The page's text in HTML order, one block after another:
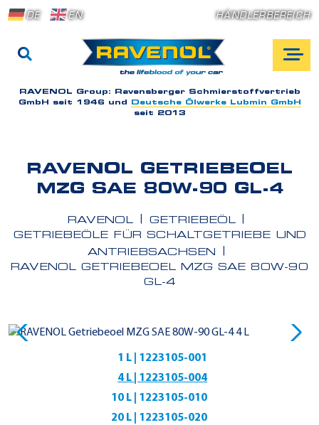
DE EN HÄNDLERBEREICH
RAVENOL Group: Ravensberger Schmierstoffvertrieb
GmbH seit 1946 und
Deutsche Ölwerke Lubmin GmbH
seit 2013
RAVENOL GETRIEBEOEL
MZG SAE 80W-90 GL-4
RAVENOL
GETRIEBEÖL
GETRIEBEÖLE FÜR SCHALTGETRIEBE UND
ANTRIEBSACHSEN
RAVENOL GETRIEBEOEL MZG SAE 80W-90
GL-4
1 L | 1223105-001
4 L | 1223105-004
10 L | 1223105-010
20 L | 1223105-020